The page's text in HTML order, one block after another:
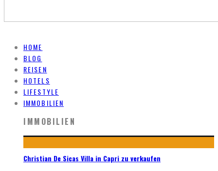
HOME
BLOG
REISEN
HOTELS
LIFESTYLE
IMMOBILIEN
IMMOBILIEN
Christian De Sicas Villa in Capri zu verkaufen